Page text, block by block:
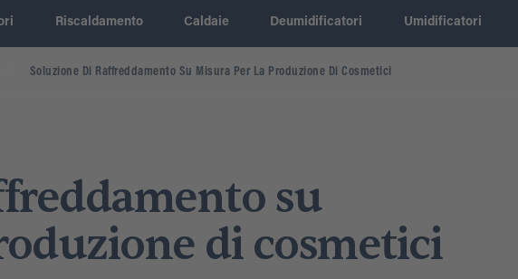
Riscaldamento Caldaie Deumidificatori Umidificatori
Soluzione Di Raffreddamento Su Misura Per La Produzione Di Cosmetici
su
di cosmetici